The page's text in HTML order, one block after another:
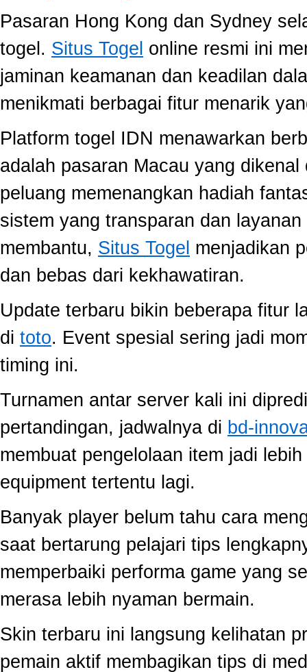
Pasaran Hong Kong dan Sydney
togel. Situs Togel online resmi ini
jaminan keamanan dan keadilan
menikmati berbagai fitur menarik
Platform togel IDN menawarkan
adalah pasaran Macau yang
peluang memenangkan hadiah
sistem yang transparan dan
membantu, Situs Togel menjadikan
dan bebas dari kekhawatiran.
Update terbaru bikin beberapa fitur
di toto. Event spesial sering jadi
timing ini.
Turnamen antar server kali ini
pertandingan, jadwalnya di bd-
membuat pengelolaan item jadi
equipment tertentu lagi.
Banyak player belum tahu cara
saat bertarung pelajari tips
memperbaiki performa game yang
merasa lebih nyaman bermain.
Skin terbaru ini langsung kelihatan
pemain aktif membagikan tips di